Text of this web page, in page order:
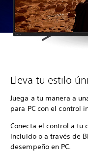
Lleva tu estilo
Juega a tu manera a
para PC con el control
Conecta el control a tu
incluido o a través de
desempeño en PC.